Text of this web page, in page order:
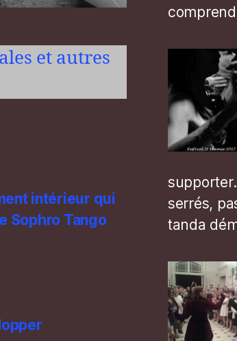
et autres
intérieur qui
Sophro Tango
serrés,
tanda